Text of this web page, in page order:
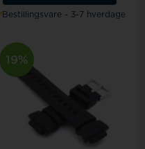
Bestillingsvare - 3-7 hverdage
19%